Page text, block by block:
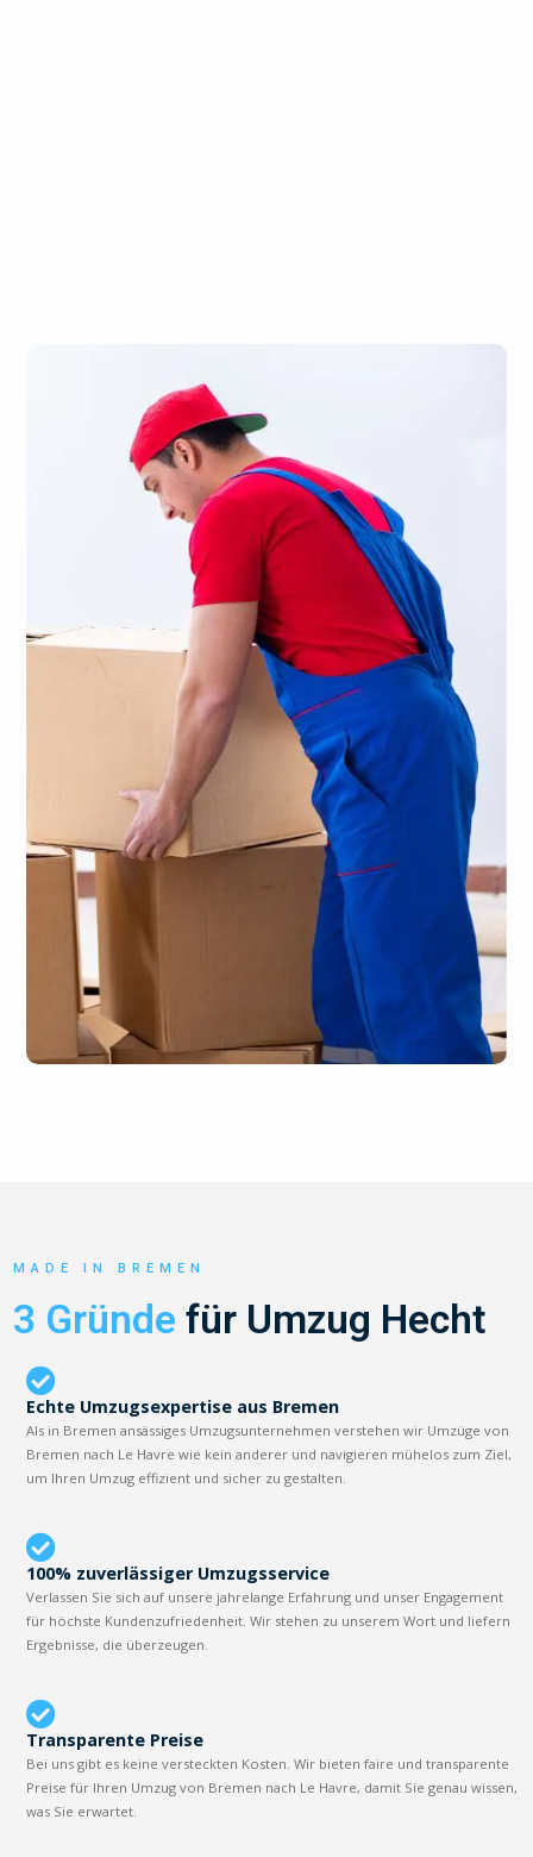
MADE IN BREMEN
3 Gründe für Umzug Hecht
Echte Umzugsexpertise aus Bremen
Als in Bremen ansässiges Umzugsunternehmen verstehen wir Umzüge von
Bremen nach Le Havre wie kein anderer und navigieren mühelos zum Ziel,
um Ihren Umzug effizient und sicher zu gestalten.
100% zuverlässiger Umzugsservice
Verlassen Sie sich auf unsere jahrelange Erfahrung und unser Engagement
für höchste Kundenzufriedenheit. Wir stehen zu unserem Wort und liefern
Ergebnisse, die überzeugen.
Transparente Preise
Bei uns gibt es keine versteckten Kosten. Wir bieten faire und transparente
Preise für Ihren Umzug von Bremen nach Le Havre, damit Sie genau wissen,
was Sie erwartet.